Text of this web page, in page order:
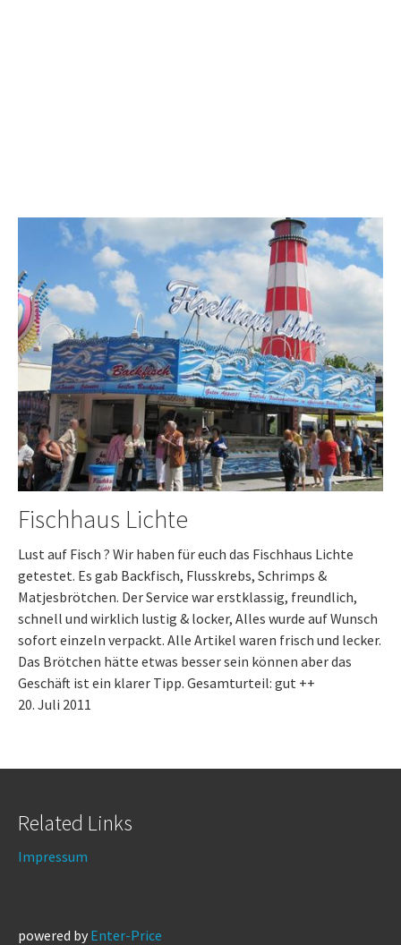
Fischhaus Lichte
Lust auf Fisch ? Wir haben für euch das Fischhaus Lichte
getestet. Es gab Backfisch, Flusskrebs, Schrimps &
Matjesbrötchen. Der Service war erstklassig, freundlich,
schnell und wirklich lustig & locker, Alles wurde auf Wunsch
sofort einzeln verpackt. Alle Artikel waren frisch und lecker.
Das Brötchen hätte etwas besser sein können aber das
Geschäft ist ein klarer Tipp. Gesamturteil: gut ++
20. Juli 2011
Related Links
Impressum
powered by Enter-Price